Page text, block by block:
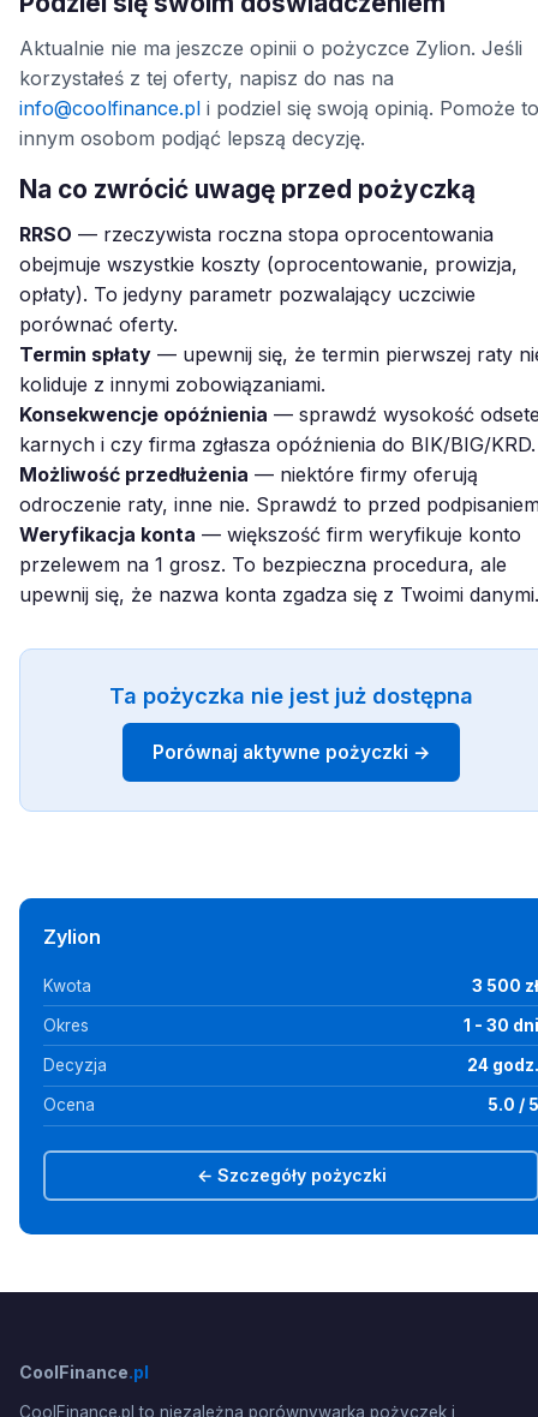
Aktualnie nie ma jeszcze opinii o pożyczce Zylion. Jeśli
korzystałeś z tej oferty, napisz do nas na
info@coolfinance.pl i podziel się swoją opinią. Pomoże to
innym osobom podjąć lepszą decyzję.
Na co zwrócić uwagę przed pożyczką
RRSO — rzeczywista roczna stopa oprocentowania
obejmuje wszystkie koszty (oprocentowanie, prowizja,
opłaty). To jedyny parametr pozwalający uczciwie
porównać oferty.
Termin spłaty — upewnij się, że termin pierwszej raty
koliduje z innymi zobowiązaniami.
Konsekwencje opóźnienia — sprawdź wysokość
karnych i czy firma zgłasza opóźnienia do BIK/BIG/KRD.
Możliwość przedłużenia — niektóre firmy oferują
odroczenie raty, inne nie. Sprawdź to przed
Weryfikacja konta — większość firm weryfikuje konto
przelewem na 1 grosz. To bezpieczna procedura, ale
upewnij się, że nazwa konta zgadza się z Twoimi danymi.
Ta pożyczka nie jest już dostępna
Porównaj aktywne pożyczki →
Zylion
Kwota 3 500 zł
Okres 1 - 30 dni
Decyzja 24 godz.
Ocena 5.0 / 5
← Szczegóły pożyczki
CoolFinance.pl
CoolFinance.pl to niezależna porównywarka pożyczek i